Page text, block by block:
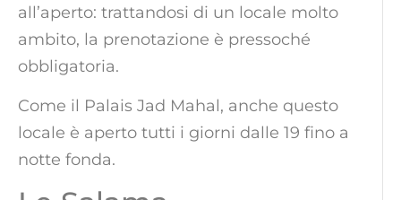
all’aperto: trattandosi di un locale molto
ambito, la prenotazione è pressoché
obbligatoria.
Come il Palais Jad Mahal, anche questo
locale è aperto tutti i giorni dalle 19 fino a
notte fonda.